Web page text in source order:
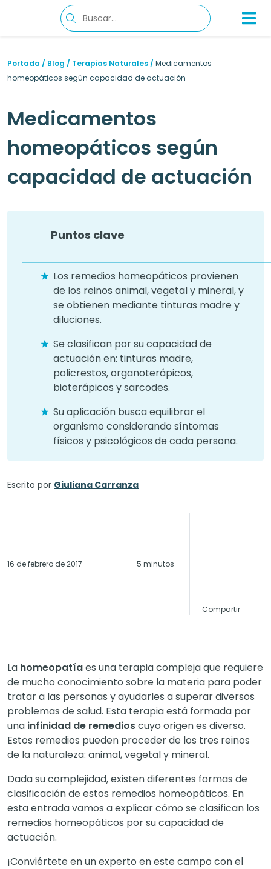
Portada / Blog / Terapias Naturales / Medicamentos
homeopáticos según capacidad de actuación
Medicamentos
homeopáticos según
capacidad de actuación
Puntos clave
Los remedios homeopáticos provienen
de los reinos animal, vegetal y mineral, y
se obtienen mediante tinturas madre y
diluciones.
Se clasifican por su capacidad de
actuación en: tinturas madre,
policrestos, organoterápicos,
bioterápicos y sarcodes.
Su aplicación busca equilibrar el
organismo considerando síntomas
físicos y psicológicos de cada persona.
Escrito por Giuliana Carranza
16 de febrero de 2017 5 minutos
Compartir
La homeopatíaes una terapia compleja que requiere
de mucho conocimiento sobre la materia para poder
tratar a las personas y ayudarles a superar diversos
problemas de salud. Esta terapia está formada por
una infinidad de remedioscuyo origen es diverso.
Estos remedios pueden proceder de los tres reinos
de la naturaleza: animal, vegetal y mineral.
Dada su complejidad, existen diferentes formas de
clasificación de estos remedios homeopáticos. En
esta entrada vamos a explicar cómo se clasifican los
remedios homeopáticos por su capacidad de
actuación.
¡Conviértete en un experto en este campo con el